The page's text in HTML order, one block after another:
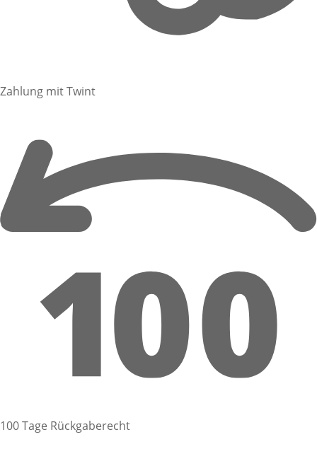
Zahlung mit Twint
100 Tage Rückgaberecht